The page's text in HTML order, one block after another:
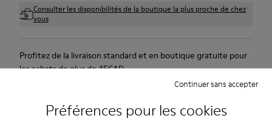
Préférences pour les cookies
Continuer sans accepter
Consulter les disponibilités de la boutique la plus proche de chez
vous
Profitez de la livraison standard et en boutique gratuite pour
les achats de plus de 45CAD.
promotion.